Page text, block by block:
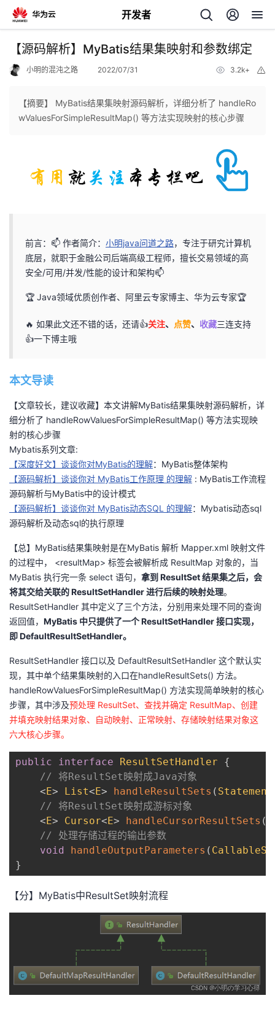
开发者
返
我
博
客
的
论
坛
我
的
圈
子
我
的
直
播
我
的
活
我
的
注
我
开
发
者
我
藏
的
Programs
我
的
支
我
的
技
我
的
【源码解析】MyBatis结果集映射和参数绑定
小明的混沌之路 2022/07/31 3.2k+
【摘要】 MyBatis结果集映射源码解析，详细分析了 handleRo
wValuesForSimpleResultMap() 等方法实现映射的核心步骤
前言：📫 作者简介： 小明java问道之路，专注于研究计算机
底层，就职于金融公司后端高级工程师，擅长交易领域的高
安全/可用/并发/性能的设计和架构📫
🏆 Java领域优质创作者、阿里云专家博主、华为云专家🏆
🔥 如果此文还不错的话，还请👍关注、 点赞、 收藏三连支持
👍一下博主哦
本文导读
【文章较长，建议收藏】本文讲解MyBatis结果集映射源码解析，详
细分析了 handleRowValuesForSimpleResultMap() 等方法实现映
射的核心步骤
Mybatis系列文章:
【深度好文】谈谈你对MyBatis的理解：MyBatis整体架构
【源码解析】谈谈你对 MyBatis工作原理 的理解 : MyBatis工作流程
源码解析与MyBatis中的设计模式
【源码解析】谈谈你对 MyBatis动态SQL 的理解：Mybatis动态sql
源码解析及动态sql的执行原理
【总】MyBatis结果集映射是在MyBatis 解析 Mapper.xml 映射文件
的过程中， <resultMap> 标签会被解析成 ResultMap 对象的，当
MyBatis 执行完一条 select 语句， 拿到 ResultSet 结果集之后，会
将其交给关联的 ResultSetHandler 进行后续的映射处理。
ResultSetHandler 其中定义了三个方法，分别用来处理不同的查询
返回值， MyBatis 中只提供了一个 ResultSetHandler 接口实现，
即 DefaultResultSetHandler。
ResultSetHandler 接口以及 DefaultResultSetHandler 这个默认实
现，其中单个结果集映射的入口在handleResultSets() 方法。
handleRowValuesForSimpleResultMap() 方法实现简单映射的核心
步骤，其中涉及预处理 ResultSet、查找并确定 ResultMap、创建
并填充映射结果对象、自动映射、正常映射、存储映射结果对象这
六大核心步骤。
public interface ResultSetHandler
{
// 将ResultSet映射成Java对象
< E> List< E> handleResultSets ( Statement
// 将ResultSet映射成游标对象
< E> Cursor< E> handleCursorResultSets (
// 处理存储过程的输出参数
void
handleOutputParameters (
}
【分】MyBatis中ResultSet映射流程